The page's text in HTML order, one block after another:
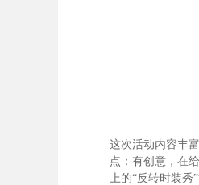
这次活动内容丰
点：有创意，在
上的“反转时装秀